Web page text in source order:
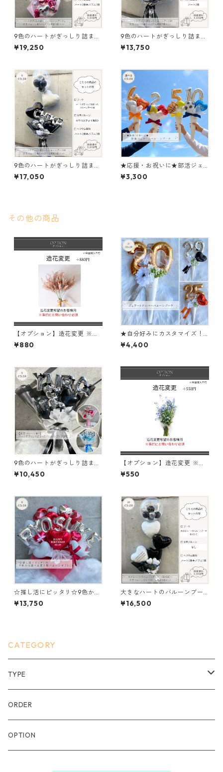
9色のハートがぎっしり詰まっ
たバルーンブーケL（文字バル
ーンあり、ヘリウム3個セッ
¥19,250
9色のハートがぎっしり詰まっ
たバルーンブーケM（文字バル
ーンあり、ヘリウム2個セッ
¥13,750
9色のハートがぎっしり詰まっ
たバルーンブーケM（文字バル
ーンあり、ヘリウム3個セッ
¥17,050
★応援・お祝いに★部活ジェ
ラートバルーンブーケ
¥3,300
その他の商品
【オプション】造花変更 ※単
品購入不可
¥880
★自分好みにカスタマイズ！
ジェラートナンバーバルーン
ブーケ
¥4,400
9色のハートがぎっしり詰まっ
たバルーンブーケ（文字バル
ーンあり）（M）
¥10,450
【オプション】造花変更 ※単
品購入不可
¥550
☆推し活にピッタリ☆9色から
選べる置き型バルーンギフト
¥13,750
大きなハートのバルーンブー
ケ〜BASIC〜（文字バルーンな
し、ヘリウム3個セット）
¥16,500
CATEGORY
TYPE
ブーケ
卓上
ORDER
OPTION